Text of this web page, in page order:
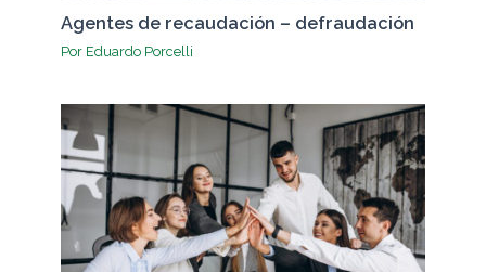
Agentes de recaudación – defraudación
Por Eduardo Porcelli